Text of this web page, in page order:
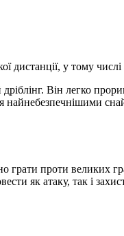
дистанції, у тому
Він легко
найнебезпечнішими
грати проти великих
як атаку, так і